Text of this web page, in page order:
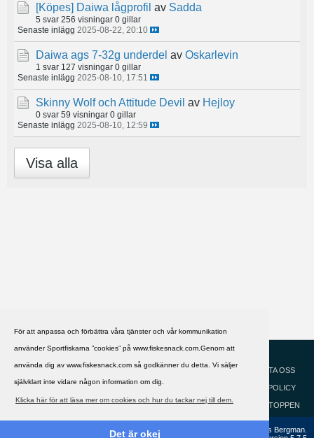
För att anpassa och förbättra våra tjänster och vår kommunikation
använder Sportfiskarna ”cookies” på www.fiskesnack.com.Genom att
använda dig av www.fiskesnack.com så godkänner du detta. Vi säljer
självklart inte vidare någon information om dig.
Klicka här för att läsa mer om cookies och hur du tackar nej till dem.
Det är okej
[Köpes] Daiwa lågprofil av Sadda
5 svar 256 visningar 0 gillar
Senaste inlägg 2025-08-22, 20:10
Daiwa ags 7-32g underdel av Oskarlevin
1 svar 127 visningar 0 gillar
Senaste inlägg 2025-08-10, 17:51
Skinny Wolf och Attitude Devil av Hejloy
0 svar 59 visningar 0 gillar
Senaste inlägg 2025-08-10, 12:59
Visa alla
HJÄLP
KONTAKTA OSS
COOKIEPOLICY
GÅ TILL TOPPEN
Copyright ©2002 - 2021, FiskeSnack.com. Grundad 2002 av Anders Bergman.